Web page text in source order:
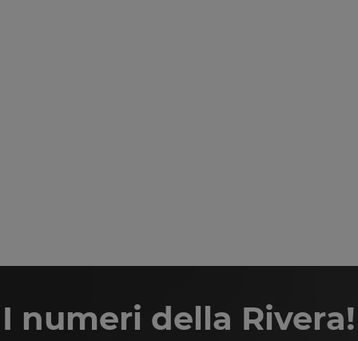
I numeri della Rivera!